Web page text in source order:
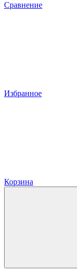
Сравнение
Избранное
Корзина